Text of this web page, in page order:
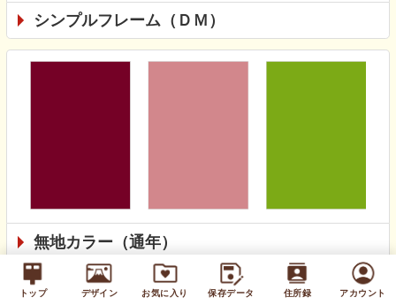
トップ デザイン お気に入り 保存データ 住所録 アカウント
シンプルフレーム（ＤＭ）
無地カラー（通年）